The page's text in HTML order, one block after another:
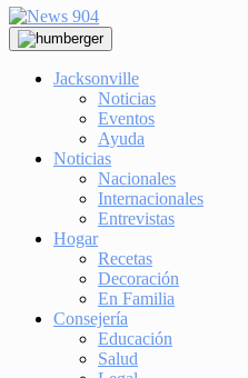
Jacksonville
Noticias
Eventos
Ayuda
Noticias
Nacionales
Internacionales
Entrevistas
Hogar
Recetas
Decoración
En Familia
Consejería
Educación
Salud